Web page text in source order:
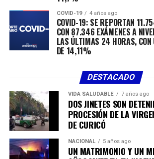
? 22 fallecidos registrados (58.076 en
? 13,85% positividad nacional
? 78.841 exámenes 24 hrs (39.299.489
? 269 camas críticas disponibles
RELATED TOPICS:
COVID-19 4 años ago
COVID-19: SE REPORTAN
CON 87.346 EXÁMENES A
LAS ÚLTIMAS 24 HORAS,
DE 14,11%
DESTACADO
VIDA SALUDABLE 7 años ago
DOS JINETES SON
PROCESIÓN DE LA
DE CURICÓ
NACIONAL 5 años ago
UN MATRIMONIO Y UN